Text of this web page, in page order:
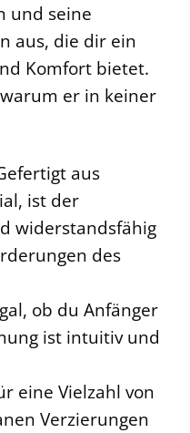
und seine
aus, die dir ein
Komfort bietet.
er in keiner
aus
ist der
widerstandsfähig
des
ob du Anfänger
ist intuitiv und
eine Vielzahl von
Verzierungen